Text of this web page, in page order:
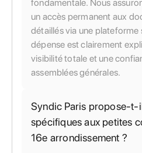
fondamentale. Nous
un accès permanent aux
détaillés via une plateforme
dépense est clairement
visibilité totale et une
assemblées générales.
Syndic Paris propose-t-
spécifiques aux petites
16e arrondissement ?